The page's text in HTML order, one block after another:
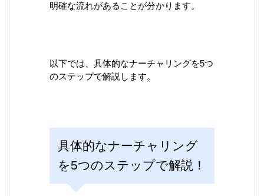
明確な流れがあることが分かります。
以下では、具体的なナーチャリングを5つ
のステップで解説します。
具体的なナーチャリング
を5つのステップで解説！